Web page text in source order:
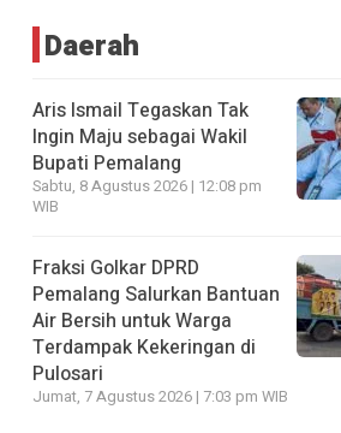
Daerah
Aris Ismail Tegaskan Tak
Ingin Maju sebagai Wakil
Bupati Pemalang
Sabtu, 8 Agustus 2026 | 12:08 pm
WIB
Fraksi Golkar DPRD
Pemalang Salurkan Bantuan
Air Bersih untuk Warga
Terdampak Kekeringan di
Pulosari
Jumat, 7 Agustus 2026 | 7:03 pm WIB